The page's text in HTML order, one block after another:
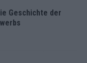
Geschichte der